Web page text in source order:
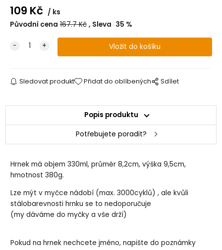
109 Kč
ks
Původní cena 167.7Kč Sleva 35 %
Sledovat produkt Přidat do oblíbených Sdílet
Popis produktu
Potřebujete poradit?
Hrnek má objem 330ml, průměr 8,2cm, výška 9,5cm,
hmotnost 380g.
Lze mýt v myčce nádobí (max. 3000cyklů) , ale kvůli
stálobarevnosti hrnku se to nedoporučuje
(my dáváme do myčky a vše drží)
Pokud na hrnek nechcete jméno, napište do poznámky